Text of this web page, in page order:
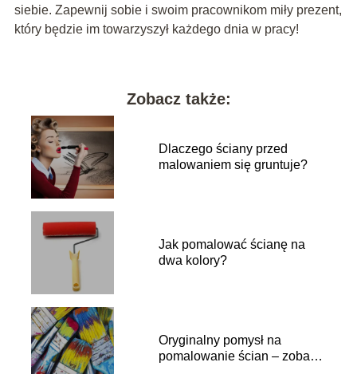
siebie. Zapewnij sobie i swoim pracownikom miły prezent,
który będzie im towarzyszył każdego dnia w pracy!
Zobacz także:
Dlaczego ściany przed
malowaniem się gruntuje?
Jak pomalować ścianę na
dwa kolory?
Oryginalny pomysł na
pomalowanie ścian – zobacz